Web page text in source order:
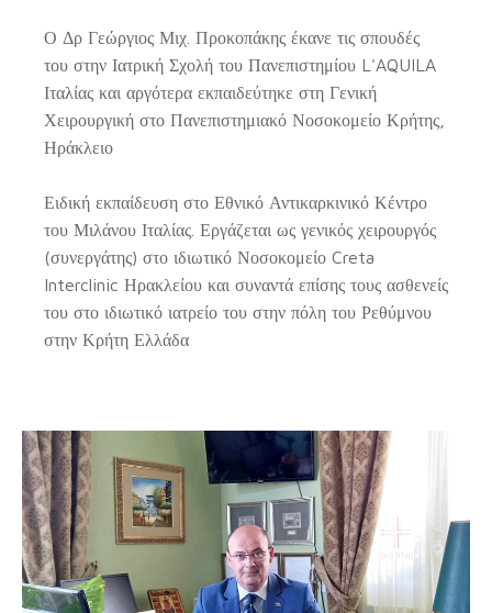
Ο Δρ Γεώργιος Μιχ. Προκοπάκης έκανε τις σπουδές
του στην Ιατρική Σχολή του Πανεπιστημίου L'AQUILA
Ιταλίας και αργότερα εκπαιδεύτηκε στη Γενική
Χειρουργική στο Πανεπιστημιακό Νοσοκομείο Κρήτης,
Ηράκλειο
Ειδική εκπαίδευση στο Εθνικό Αντικαρκινικό Κέντρο
του Μιλάνου Ιταλίας. Εργάζεται ως γενικός χειρουργός
(συνεργάτης) στο ιδιωτικό Νοσοκομείο Creta
Interclinic Ηρακλείου και συναντά επίσης τους ασθενείς
του στο ιδιωτικό ιατρείο του στην πόλη του Ρεθύμνου
στην Κρήτη Ελλάδα